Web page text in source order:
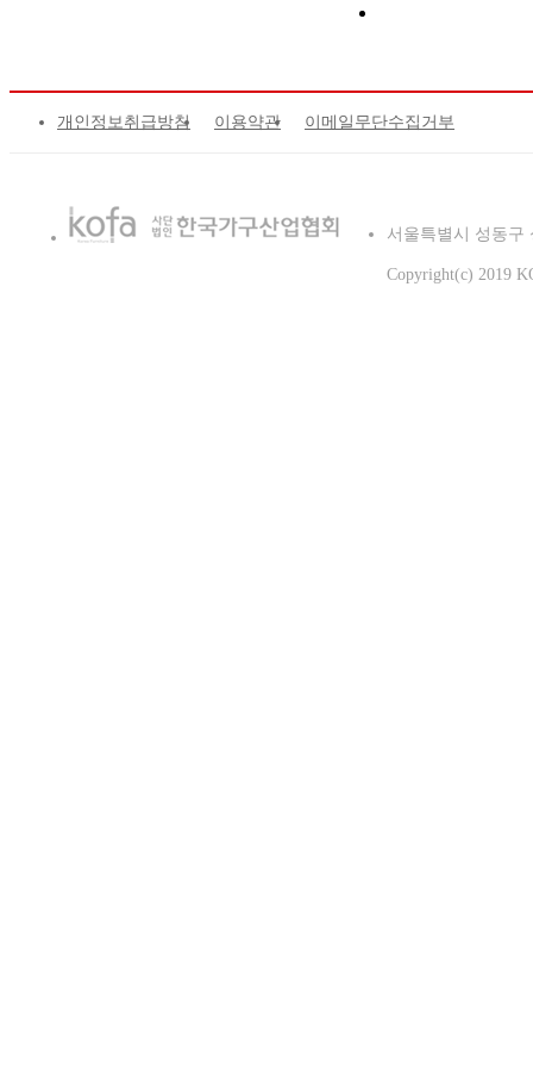
개인정보취급방침 이용약관 이메일무단수집거부
서울특별시 성동구
Copyright(c) 2019